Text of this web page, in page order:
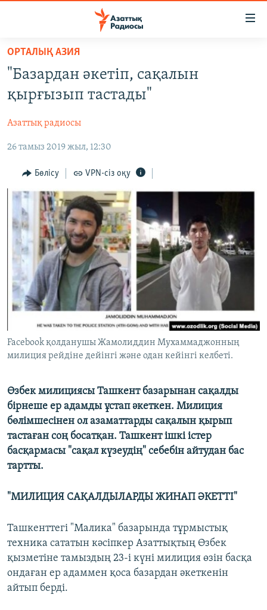
Skip
main
content
to
Navigation
Search
ЖАҢАЛЫҚТАР
САЯСАТ
AZATTYQTV
ҚАҢТАР ОҚИҒАСЫ
АДАМ ҚҰҚЫҚТАРЫ
ӘЛЕУМЕТ
ӘЛЕМ
АРНАЙЫ ЖОБАЛАР
Русский
ЖАЗЫЛЫҢЫЗ
ОРТАЛЫҚ АЗИЯ
"Базардан әкетіп, сақалын
қырғызып тастады"
Азаттық радиосы
26 тамыз 2019 жыл, 12:30
Бөлісу VPN-сіз оқу
Facebook қолданушы Жамолиддин Мухаммаджонның
милиция рейдіне дейінгі және одан кейінгі келбеті.
Өзбек милициясы Ташкент базарынан сақалды
бірнеше ер адамды ұстап әкеткен. Милиция
бөлімшесінен ол азаматтарды сақалын қырып
тастаған соң босатқан. Ташкент ішкі істер
басқармасы "сақал күзеудің" себебін айтудан бас
тартты.
"МИЛИЦИЯ САҚАЛДЫЛАРДЫ ЖИНАП ӘКЕТТІ"
Ташкенттегі "Малика" базарында тұрмыстық
техника сататын кәсіпкер Азаттықтың Өзбек
қызметіне тамыздың 23-і күні милиция өзін басқа
ондаған ер адаммен қоса базардан әкеткенін
айтып берді.